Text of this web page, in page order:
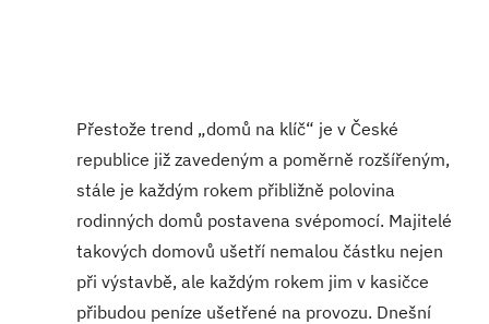
Přestože trend „domů na klíč“ je v České
republice již zavedeným a poměrně rozšířeným,
stále je každým rokem přibližně polovina
rodinných domů postavena svépomocí. Majitelé
takových domovů ušetří nemalou částku nejen
při výstavbě, ale každým rokem jim v kasičce
přibudou peníze ušetřené na provozu. Dnešní